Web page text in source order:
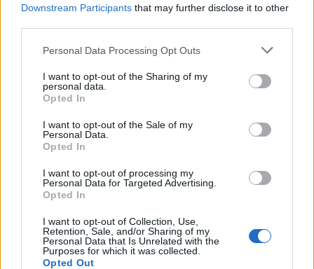
Downstream Participants that may further disclose it to other
Personal Data Processing Opt Outs
I want to opt-out of the Sharing of my
personal data.
Opted In
I want to opt-out of the Sale of my
Personal Data.
Opted In
I want to opt-out of processing my
Personal Data for Targeted Advertising.
Opted In
I want to opt-out of Collection, Use,
Retention, Sale, and/or Sharing of my
Personal Data that Is Unrelated with the
Purposes for which it was collected.
Opted Out